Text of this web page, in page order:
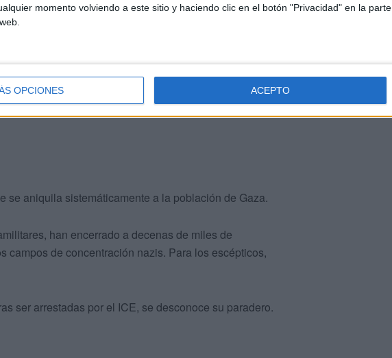
momento volviendo a este sitio y haciendo clic en el botón "Privacidad" en la parte
OPCIONES ACEPTO
que conozco demasiado bien. Veo cómo resurge el
Veo a personas que creen que su ira vale
soy un hombre mayor que ha visto hacia dónde
que podemos elegir un camino diferente para que
se aniquila sistemáticamente a la población de Gaza.
han encerrado a decenas de miles de
campos de concentración nazis. Para los escépticos,
ser arrestadas por el ICE, se desconoce su paradero.